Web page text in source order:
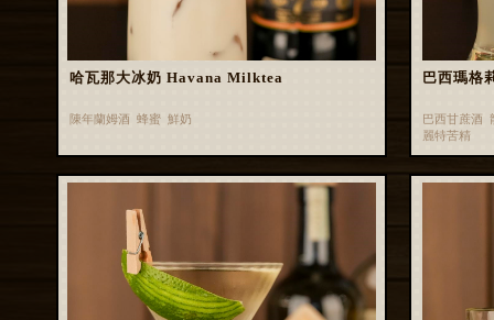
哈瓦那大冰奶 Havana Milktea
陳年蘭姆酒 蜂蜜 鮮奶
巴西瑪
巴西甘蔗酒
麗特苦精